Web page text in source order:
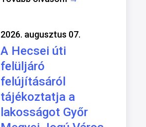
2026. augusztus 07.
A Hecsei úti
felüljáró
felújításáról
tájékoztatja a
lakosságot Győr